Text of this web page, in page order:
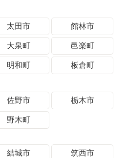
太田市 館林市
大泉町 邑楽町
明和町 板倉町
佐野市 栃木市
野木町
結城市 筑西市